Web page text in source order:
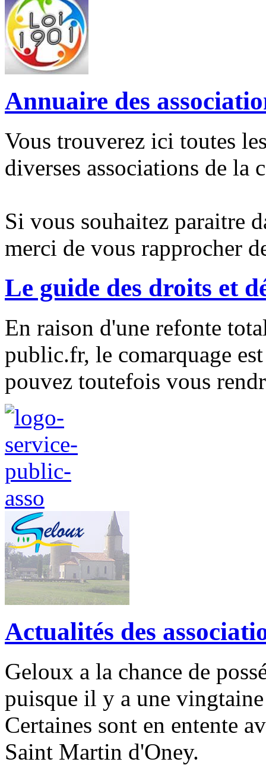
Annuaire des
Vous trouverez ici toutes
diverses associations de la
Si vous souhaitez paraitre
merci de vous rapprocher
Le guide des droits et
En raison d'une refonte
public.fr, le comarquage
pouvez toutefois vous
Actualités des
Geloux a la chance de
puisque il y a une
Certaines sont en entente
Saint Martin d'Oney.